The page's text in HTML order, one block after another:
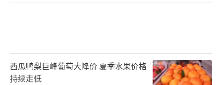
西瓜鸭梨巨峰葡萄大降价 夏季水果价格
持续走低